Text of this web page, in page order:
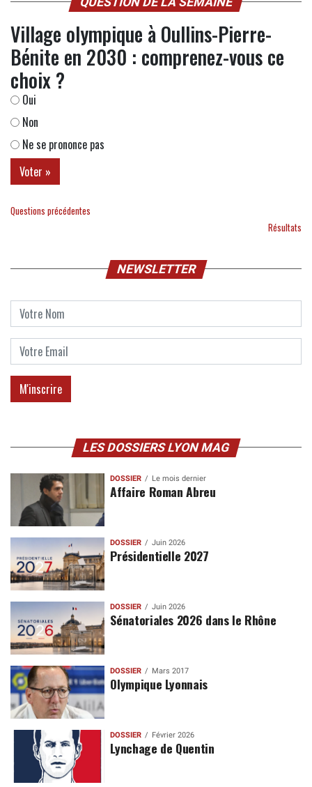
Village olympique à Oullins-Pierre-
Bénite en 2030 : comprenez-vous ce
choix ?
Oui
Non
Ne se prononce pas
Questions précédentes
Résultats
NEWSLETTER
LES DOSSIERS LYON MAG
DOSSIER Le mois dernier
Affaire Roman Abreu
DOSSIER Juin 2026
Présidentielle 2027
DOSSIER Juin 2026
Sénatoriales 2026 dans le Rhône
DOSSIER Mars 2017
Olympique Lyonnais
DOSSIER Février 2026
Lynchage de Quentin